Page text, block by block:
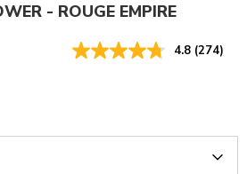
- ROUGE EMPIRE
4.8 (274)